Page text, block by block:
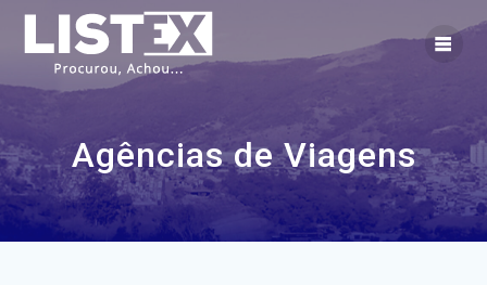
content
Agências de Viagens